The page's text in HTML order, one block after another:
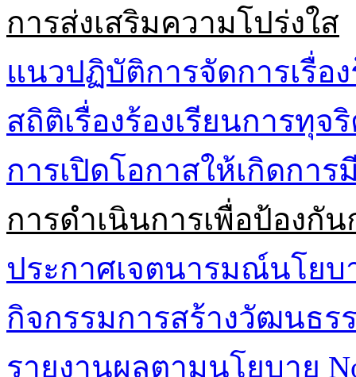
การส่งเสริมความโปร่งใส
แนวปฏิบัติการจัดการเรื่อ
สถิติเรื่องร้องเรียนการทุจ
การเปิดโอกาสให้เกิดกา
การดำเนินการเพื่อป้องกั
ประกาศเจตนารมณ์นโยบ
กิจกรรมการสร้างวัฒนธร
รายงานผลตามนโยบาย